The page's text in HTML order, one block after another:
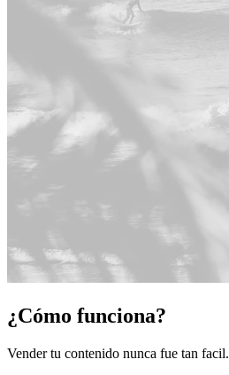
¿Cómo funciona?
Vender tu contenido nunca fue tan facil.